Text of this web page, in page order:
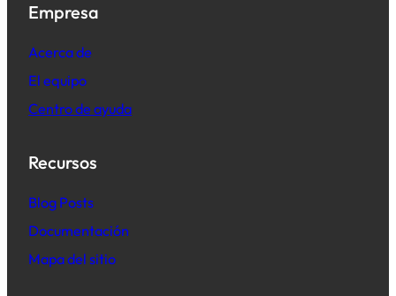
Empresa
Acerca de
El equipo
Centro de ayuda
Recursos
Blog Posts
Documentación
Mapa del sitio